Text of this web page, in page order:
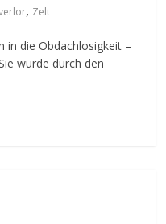
, Zelt
in die Obdachlosigkeit –
wurde durch den